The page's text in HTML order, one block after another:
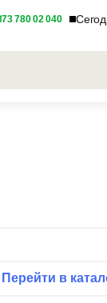
780 02 040
в